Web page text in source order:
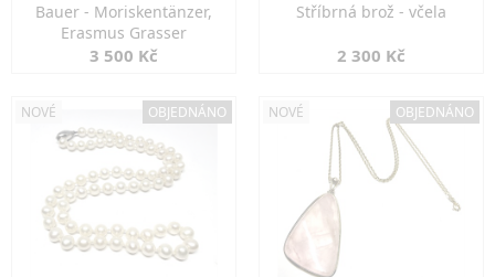
Bauer - Moriskentänzer,
Erasmus Grasser
3 500 Kč
Stříbrná brož - včela
2 300 Kč
NOVÉ OBJEDNÁNO NOVÉ OBJEDNÁNO